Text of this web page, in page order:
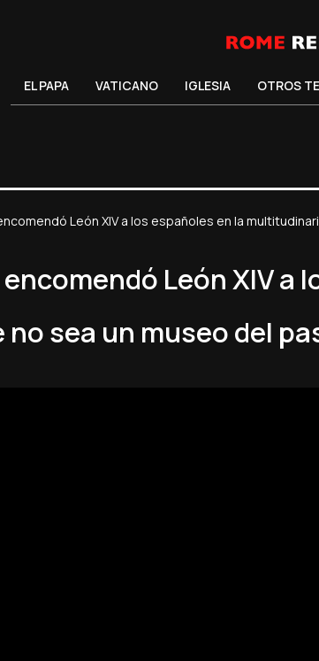
EL PAPA VATICANO IGLESIA OTROS
León XIV a los españoles en la
León XIV
sea un museo del